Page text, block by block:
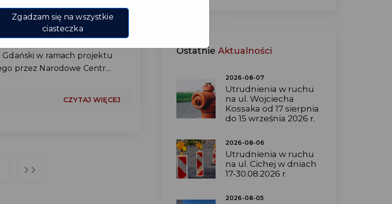
naszej miejscowości zostali
udziału w badaniu
w ramach projektu
przez Narodowe Centr...
CZYTAJ WIĘCEJ
Ostatnie Aktualności
2026-08-07
Utrudnienia w ruchu
na ul. Wojciecha
Kossaka od 17 sierpnia
do 15 września 2026 r.
2026-08-06
Utrudnienia w ruchu
na ul. Cichej w dniach
17-30.08.2026 r.
2026-08-05
Zgadzam się na wszystkie
ciasteczka